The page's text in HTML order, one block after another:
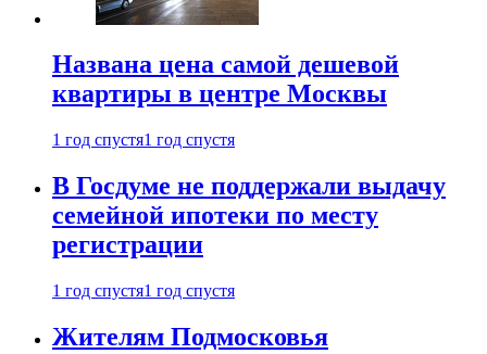
Названа цена самой дешевой
квартиры в центре Москвы
1 год спустя1 год спустя
В Госдуме не поддержали выдачу
семейной ипотеки по месту
регистрации
1 год спустя1 год спустя
Жителям Подмосковья